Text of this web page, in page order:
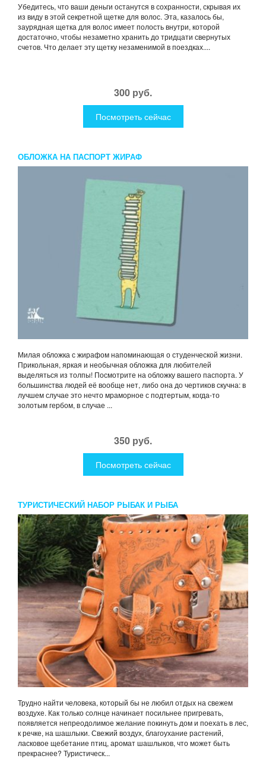
Убедитесь, что ваши деньги останутся в сохранности, скрывая их
из виду в этой секретной щетке для волос. Эта, казалось бы,
заурядная щетка для волос имеет полость внутри, которой
достаточно, чтобы незаметно хранить до тридцати свернутых
счетов. Что делает эту щетку незаменимой в поездках....
300 руб.
Посмотреть сейчас
ОБЛОЖКА НА ПАСПОРТ ЖИРАФ
Милая обложка с жирафом напоминающая о студенческой жизни.
Прикольная, яркая и необычная обложка для любителей
выделяться из толпы! Посмотрите на обложку вашего паспорта. У
большинства людей её вообще нет, либо она до чертиков скучна: в
лучшем случае это нечто мраморное с подтертым, когда-то
золотым гербом, в случае ...
350 руб.
Посмотреть сейчас
ТУРИСТИЧЕСКИЙ НАБОР РЫБАК И РЫБА
Трудно найти человека, который бы не любил отдых на свежем
воздухе. Как только солнце начинает посильнее пригревать,
появляется непреодолимое желание покинуть дом и поехать в лес,
к речке, на шашлыки. Свежий воздух, благоухание растений,
ласковое щебетание птиц, аромат шашлыков, что может быть
прекраснее? Туристическ...